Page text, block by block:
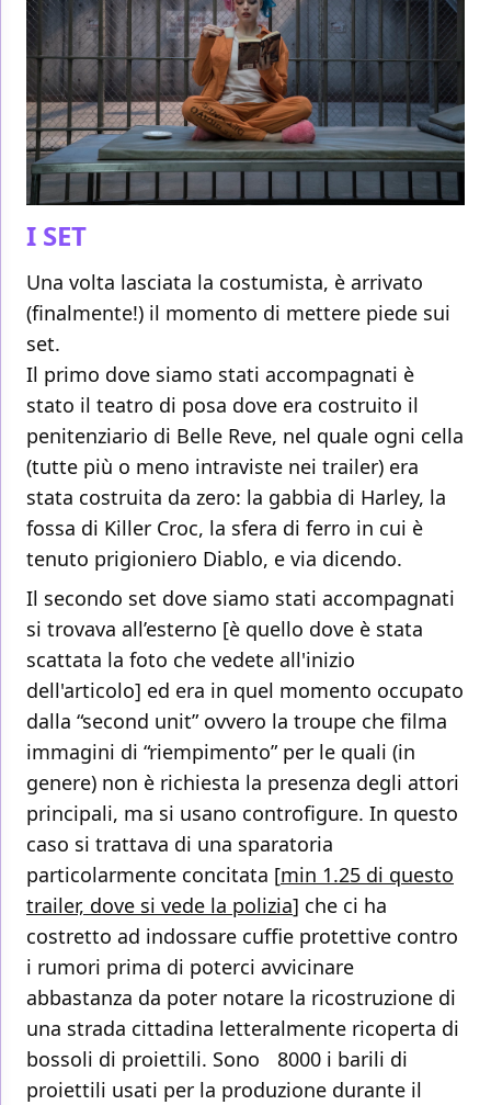
I SET
Una volta lasciata la costumista, è arrivato
(finalmente!) il momento di mettere piede sui
set.
Il primo dove siamo stati accompagnati è
stato il teatro di posa dove era costruito il
penitenziario di Belle Reve, nel quale ogni cella
(tutte più o meno intraviste nei trailer) era
stata costruita da zero: la gabbia di Harley, la
fossa di Killer Croc, la sfera di ferro in cui è
tenuto prigioniero Diablo, e via dicendo.
Il secondo set dove siamo stati accompagnati
si trovava all’esterno [è quello dove è stata
scattata la foto che vedete all'inizio
dell'articolo] ed era in quel momento occupato
dalla “second unit” ovvero la troupe che filma
immagini di “riempimento” per le quali (in
genere) non è richiesta la presenza degli attori
principali, ma si usano controfigure. In questo
caso si trattava di una sparatoria
particolarmente concitata [min 1.25 di questo
trailer, dove si vede la polizia] che ci ha
costretto ad indossare cuffie protettive contro
i rumori prima di poterci avvicinare
abbastanza da poter notare la ricostruzione di
una strada cittadina letteralmente ricoperta di
bossoli di proiettili. Sono 8000 i barili di
proiettili usati per la produzione durante il